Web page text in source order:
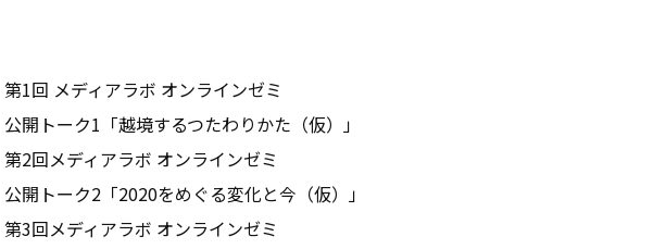
1回 メディアラボ オンラインゼミ
開トーク1「越境するつたわりかた（仮）」
2回メディアラボ オンラインゼミ
開トーク2「2020をめぐる変化と今（仮）」
3回メディアラボ オンラインゼミ